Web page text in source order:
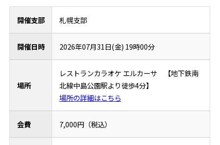
開催支部 札幌支部
開催日時 2026年07月31日(金) 19時00分
場所
レストランカラオケ エルカーサ 【地下鉄南
北線中島公園駅より徒歩4分】
場所の詳細はこちら
会費 7,000円（税込）